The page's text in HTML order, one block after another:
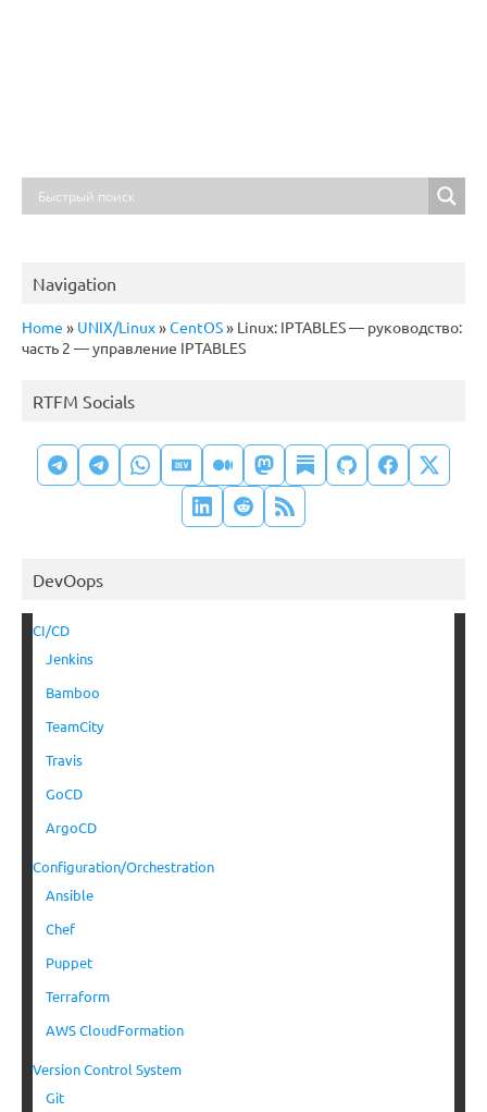
Navigation
Home » UNIX/Linux»CentOS» Linux: IPTABLES — руководство:
часть 2 — управление IPTABLES
RTFM Socials
DevOops
CI/CD
Jenkins
Bamboo
TeamCity
Travis
GoCD
ArgoCD
Configuration/Orchestration
Ansible
Chef
Puppet
Terraform
AWS CloudFormation
Version Control System
Git